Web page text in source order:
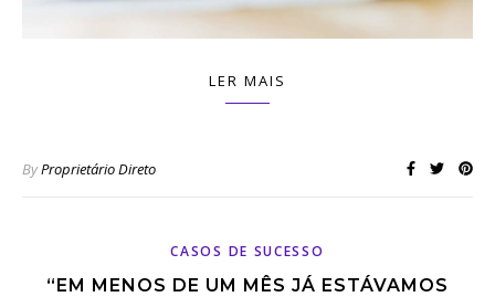
LER MAIS
ByProprietário Direto
CASOS DE SUCESSO
“EM MENOS DE UM MÊS JÁ ESTÁVAMOS